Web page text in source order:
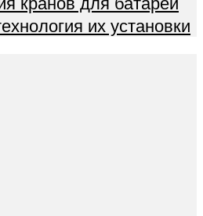
их установки